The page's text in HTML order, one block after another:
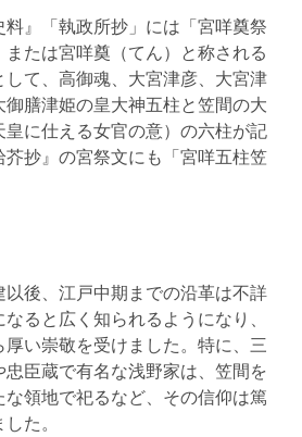
』「執政所抄」には「宮咩奠祭
たは宮咩奠（てん）と称される
て、高御魂、大宮津彦、大宮津
膳津姫の皇大神五柱と笠間の大
皇に仕える女官の意）の六柱が記
芥抄』の宮祭文にも「宮咩五柱笠
後、江戸中期までの沿革は不詳
ると広く知られるようになり、
い崇敬を受けました。特に、三
臣蔵で有名な浅野家は、笠間を
領地で祀るなど、その信仰は篤
た。